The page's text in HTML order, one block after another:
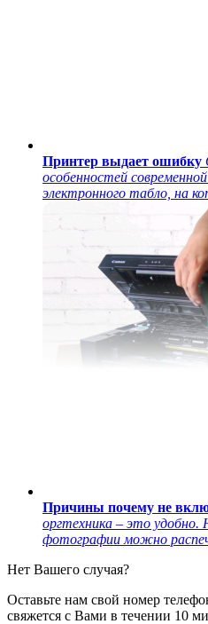
Принтер выдает ошибку
особенностей
электронного табло, на
Причины почему не
оргтехника – это
фотографии можно
Нет Вашего случая?
Оставьте нам свой номер
свяжется с Вами в течении 10